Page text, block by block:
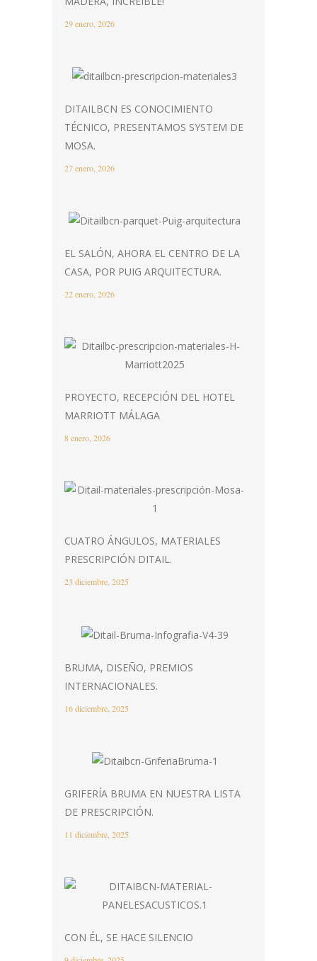
29 enero, 2026
DITAILBCN ES CONOCIMIENTO
TÉCNICO, PRESENTAMOS SYSTEM DE
MOSA.
27 enero, 2026
EL SALÓN, AHORA EL CENTRO DE LA
CASA, POR PUIG ARQUITECTURA.
22 enero, 2026
PROYECTO, RECEPCIÓN DEL HOTEL
MARRIOTT MÁLAGA
8 enero, 2026
CUATRO ÁNGULOS, MATERIALES
PRESCRIPCIÓN DITAIL.
23 diciembre, 2025
BRUMA, DISEÑO, PREMIOS
INTERNACIONALES.
16 diciembre, 2025
GRIFERÍA BRUMA EN NUESTRA LISTA
DE PRESCRIPCIÓN.
11 diciembre, 2025
CON ÉL, SE HACE SILENCIO